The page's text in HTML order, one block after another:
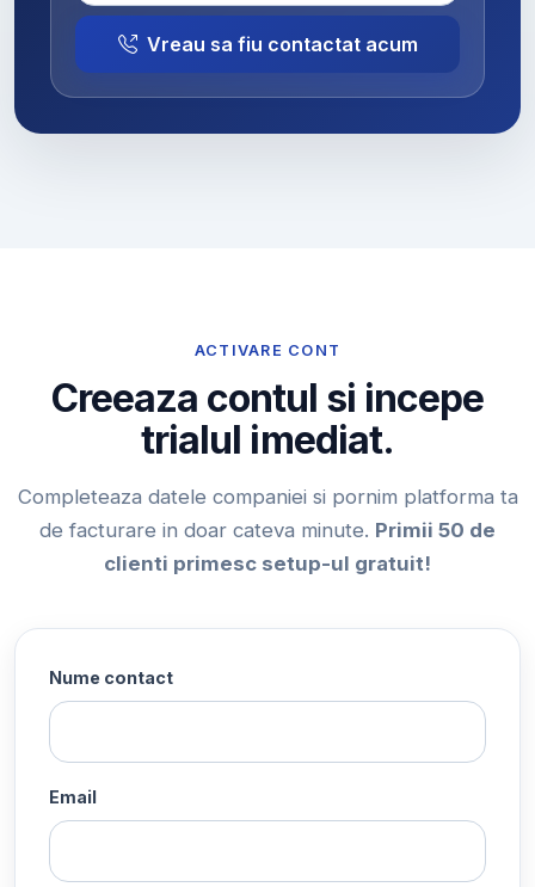
Vreau sa fiu contactat acum
ACTIVARE CONT
Creeaza contul si incepe
trialul imediat.
Completeaza datele companiei si pornim platforma ta
de facturare in doar cateva minute. Primii 50 de
clienti primesc setup-ul gratuit!
Nume contact
Email